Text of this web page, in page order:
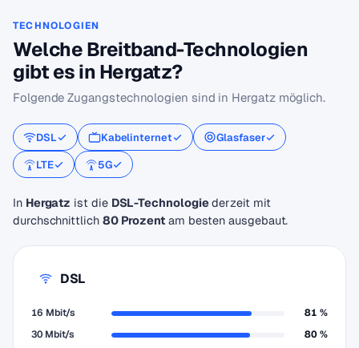
TECHNOLOGIEN
Welche Breitband-Technologien
gibt es in Hergatz?
Folgende Zugangstechnologien sind in Hergatz möglich.
DSL Kabelinternet
Glasfaser
LTE
5G
In Hergatz ist die DSL-Technologiederzeit mit
durchschnittlich 80 Prozentam besten ausgebaut.
DSL
16 Mbit/s
81 %
30 Mbit/s
80 %